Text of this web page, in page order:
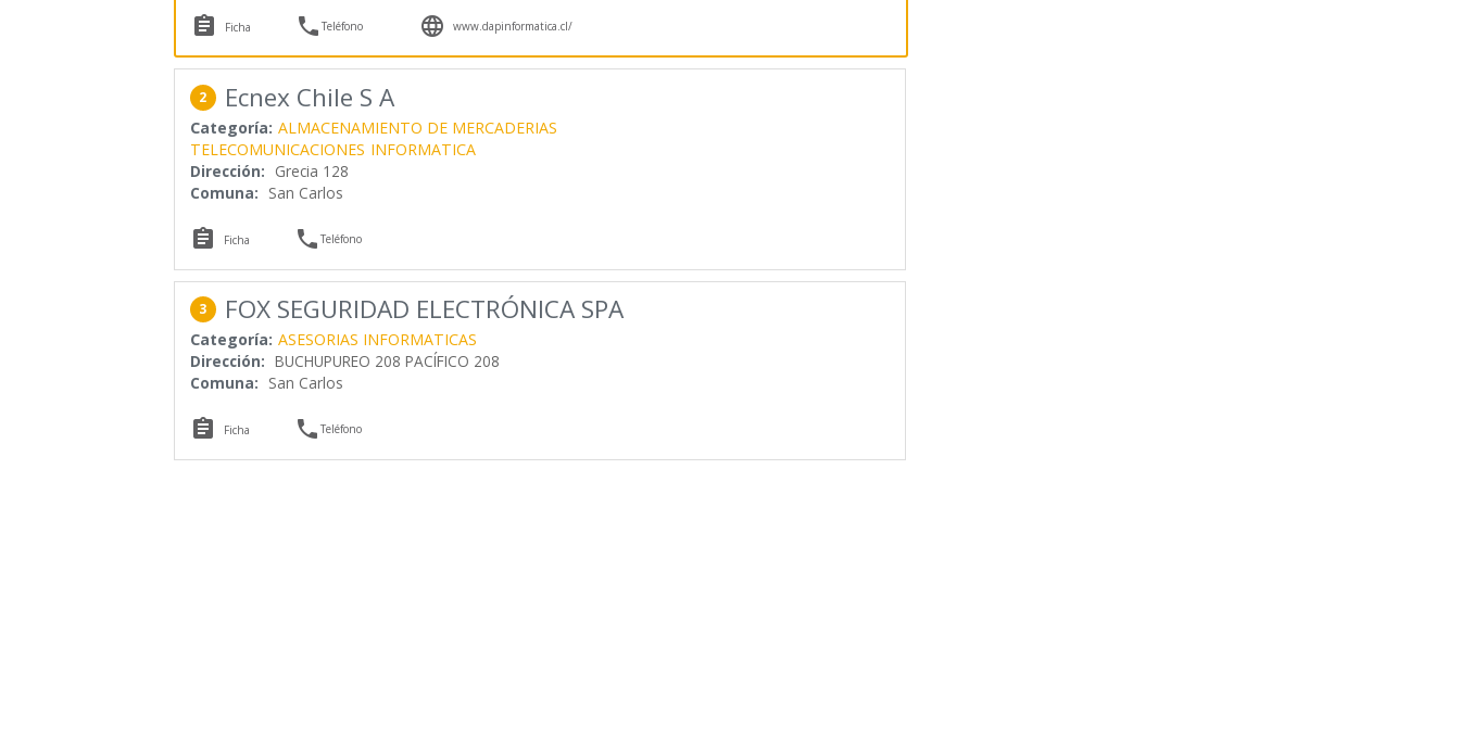
 Ficha Teléfono  www.dapinformatica.cl/
2 Ecnex Chile S A
Categoría: ALMACENAMIENTO DE MERCADERIAS
TELECOMUNICACIONES INFORMATICA
Dirección: Grecia 128
Comuna: San Carlos
 Ficha Teléfono
3 FOX SEGURIDAD ELECTRÓNICA SPA
Categoría: ASESORIAS INFORMATICAS
Dirección: BUCHUPUREO 208 PACÍFICO 208
Comuna: San Carlos
 Ficha Teléfono